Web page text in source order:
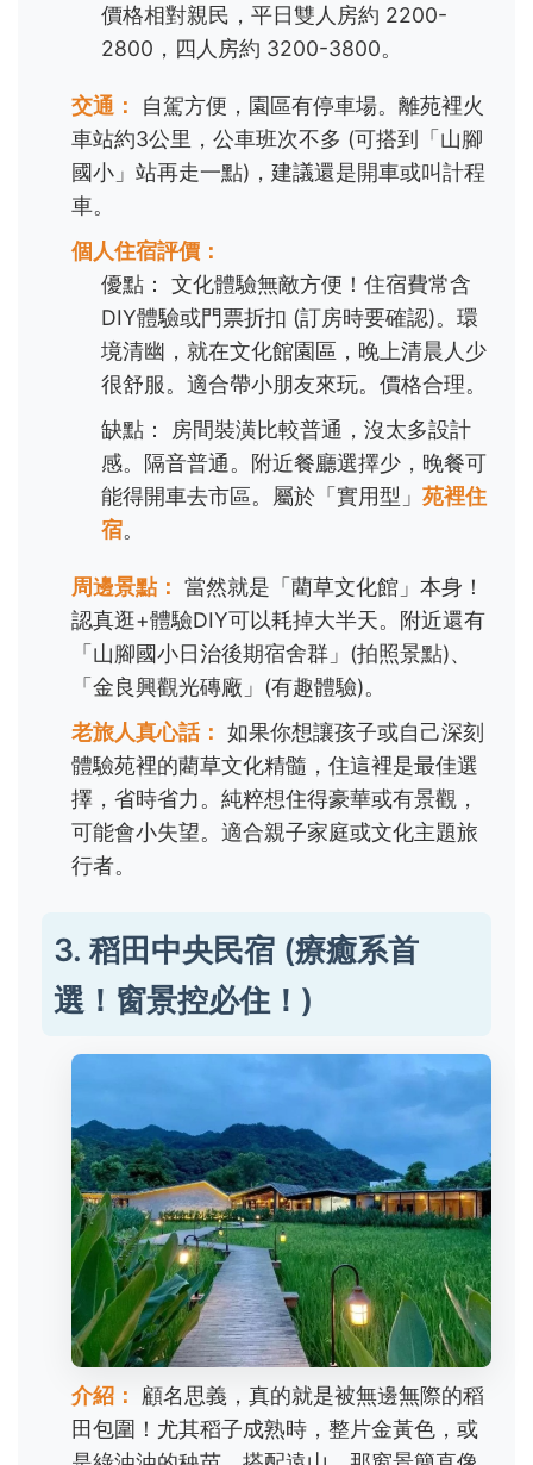
價格相對親民，平日雙人房約 2200-
2800，四人房約 3200-3800。
交通：
自駕方便，園區有停車場。離苑裡火
車站約3公里，公車班次不多 (可搭到「山腳
國小」站再走一點)，建議還是開車或叫計程
車。
個人住宿評價：
優點： 文化體驗無敵方便！住宿費常含
DIY體驗或門票折扣 (訂房時要確認)。環
境清幽，就在文化館園區，晚上清晨人少
很舒服。適合帶小朋友來玩。價格合理。
缺點： 房間裝潢比較普通，沒太多設計
感。隔音普通。附近餐廳選擇少，晚餐可
能得開車去市區。屬於「實用型」 苑裡住
宿。
周邊景點： 當然就是「藺草文化館」本身！
認真逛+體驗DIY可以耗掉大半天。附近還有
「山腳國小日治後期宿舍群」(拍照景點)、
「金良興觀光磚廠」(有趣體驗)。
老旅人真心話： 如果你想讓孩子或自己深刻
體驗苑裡的藺草文化精髓，住這裡是最佳選
擇，省時省力。純粹想住得豪華或有景觀，
可能會小失望。適合親子家庭或文化主題旅
行者。
3. 稻田中央民宿 (療癒系首
選！窗景控必住！)
介紹：
顧名思義，真的就是被無邊無際的稻
田包圍！尤其稻子成熟時，整片金黃色，或